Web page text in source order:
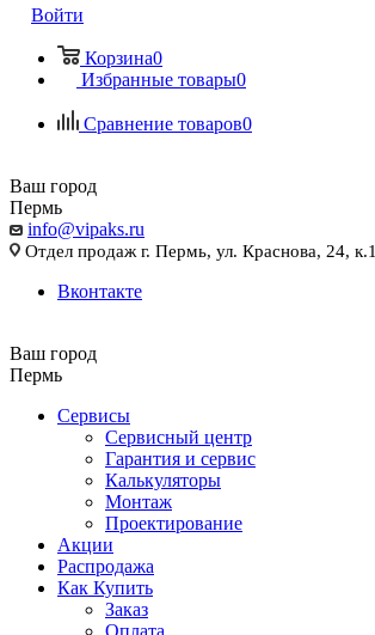
Войти
Корзина0
Избранные товары0
Сравнение товаров0
Ваш город
Пермь
info@vipaks.ru
Отдел продаж г. Пермь, ул. Краснова, 24, к.1
Вконтакте
Ваш город
Пермь
Сервисы
Сервисный центр
Гарантия и сервис
Калькуляторы
Монтаж
Проектирование
Акции
Распродажа
Как Купить
Заказ
Оплата